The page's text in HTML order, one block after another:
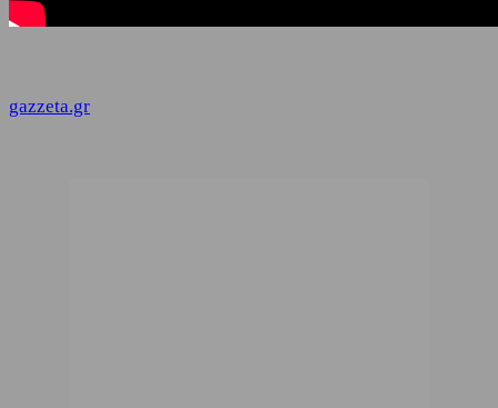
gazzeta.gr